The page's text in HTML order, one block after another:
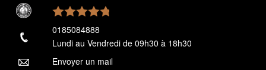
0185084888
Lundi au Vendredi de 09h30 à 18h30
Envoyer un mail